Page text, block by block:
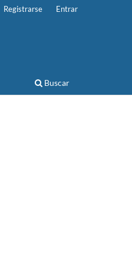
Buscar
Registrarse Entrar